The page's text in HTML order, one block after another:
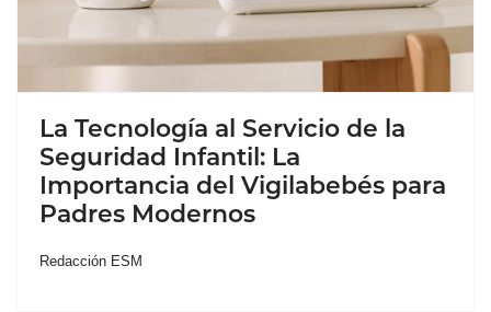
La Tecnología al Servicio de la
Seguridad Infantil: La
Importancia del Vigilabebés para
Padres Modernos
Redacción ESM